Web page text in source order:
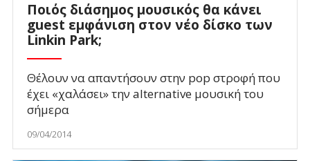
Ποιός διάσημος μουσικός θα κάνει
guest εμφάνιση στον νέο δίσκο των
Linkin Park;
Θέλουν να απαντήσουν στην pop στροφή που
έχει «χαλάσει» την alternative μουσική του
σήμερα
09/04/2014